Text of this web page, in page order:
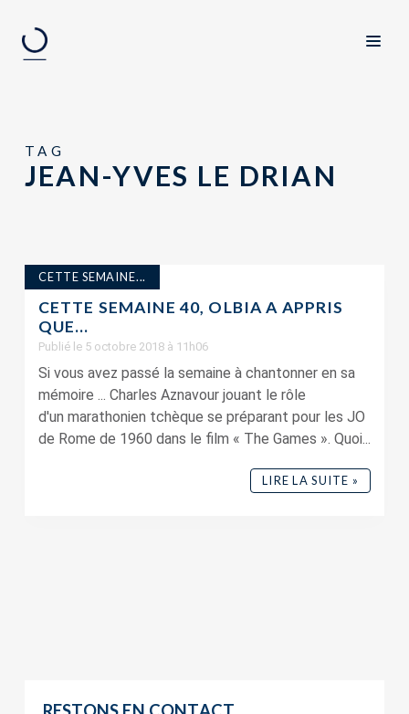
TAG
JEAN-YVES LE DRIAN
CETTE SEMAINE...
CETTE SEMAINE 40, OLBIA A APPRIS
QUE…
Publié le 5 octobre 2018 à 11h06
Si vous avez passé la semaine à chantonner en sa
mémoire ... Charles Aznavour jouant le rôle
d'un marathonien tchèque se préparant pour les JO
de Rome de 1960 dans le film « The Games ». Quoi...
LIRE LA SUITE »